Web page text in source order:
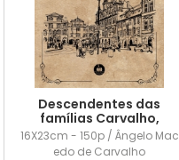
Descendentes das
famílias Carvalho,
Garcia e Macedo
16X23cm - 150p / Ângelo Mac
edo de Carvalho